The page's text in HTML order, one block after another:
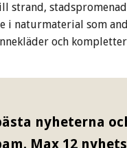
strand,
i naturmaterial som
och
nyheterna
Max 12